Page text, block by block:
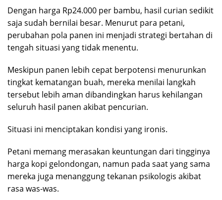
Dengan harga Rp24.000 per bambu, hasil curian sedikit
saja sudah bernilai besar. Menurut para petani,
perubahan pola panen ini menjadi strategi bertahan di
tengah situasi yang tidak menentu.
Meskipun panen lebih cepat berpotensi menurunkan
tingkat kematangan buah, mereka menilai langkah
tersebut lebih aman dibandingkan harus kehilangan
seluruh hasil panen akibat pencurian.
Situasi ini menciptakan kondisi yang ironis.
Petani memang merasakan keuntungan dari tingginya
harga kopi gelondongan, namun pada saat yang sama
mereka juga menanggung tekanan psikologis akibat
rasa was-was.